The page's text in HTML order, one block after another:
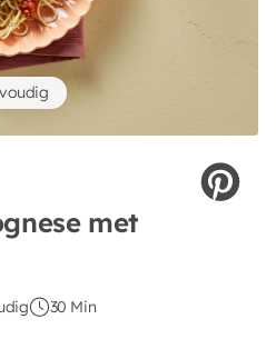
met
30 Min